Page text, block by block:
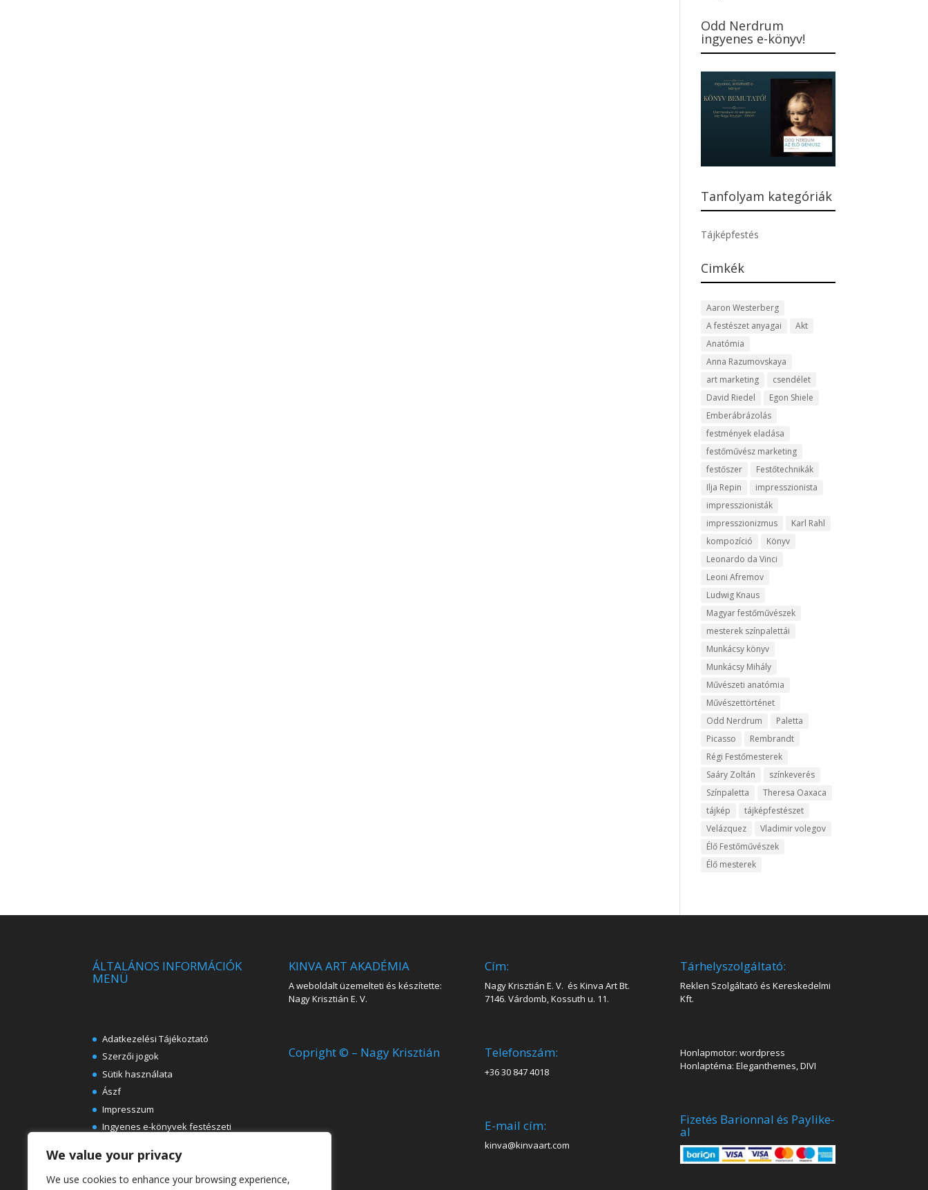
We value your privacy
We use cookies to enhance your browsing experience,
Odd Nerdrum
ingyenes e-könyv!
Tanfolyam kategóriák
Tájképfestés
Cimkék
Aaron Westerberg
A festészet anyagai
Akt
Anatómia
Anna Razumovskaya
art marketing
csendélet
David Riedel
Egon Shiele
Emberábrázolás
festmények eladása
festőművész marketing
festőszer
Festőtechnikák
Ilja Repin
impresszionista
impresszionisták
impresszionizmus
Karl Rahl
kompozíció
Könyv
Leonardo da Vinci
Leoni Afremov
Ludwig Knaus
Magyar festőművészek
mesterek színpalettái
Munkácsy könyv
Munkácsy Mihály
Művészeti anatómia
Művészettörténet
Odd Nerdrum
Paletta
Picasso
Rembrandt
Régi Festőmesterek
Saáry Zoltán
színkeverés
Színpaletta
Theresa Oaxaca
tájkép
tájképfestészet
Velázquez
Vladimir volegov
Élő Festőművészek
Élő mesterek
ÁLTALÁNOS INFORMÁCIÓK
MENÜ
Adatkezelési Tájékoztató
Szerzői jogok
Sütik használata
Ászf
Impresszum
Ingyenes e-könyvek festészeti
Rólunk
KINVA ART AKADÉMIA
A weboldalt üzemelteti és készítette:
Nagy Krisztián E. V.
Copright © – Nagy Krisztián
Cím:
Nagy Krisztián E. V. és Kinva Art Bt.
7146. Várdomb, Kossuth u. 11.
Telefonszám:
+36 30 847 4018
E-mail cím:
kinva@kinvaart.com
Tárhelyszolgáltató:
Reklen Szolgáltató és Kereskedelmi
Kft.
Honlapmotor: wordpress
Honlaptéma: Eleganthemes, DIVI
Fizetés Barionnal és Paylike-
al